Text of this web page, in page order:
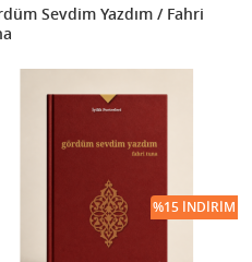
Sevdim Yazdım / Fahri
%15 İNDIRIM